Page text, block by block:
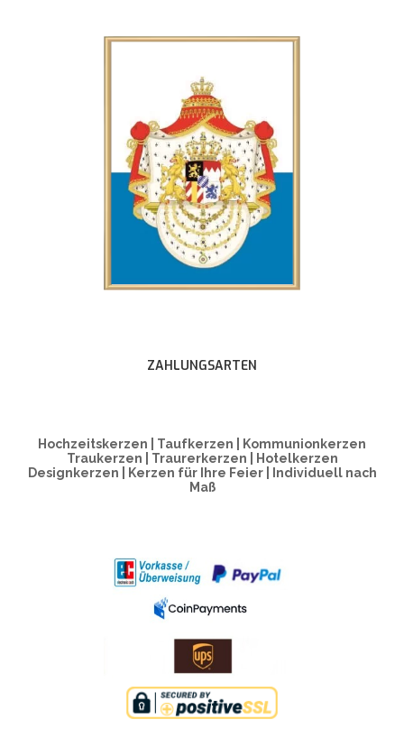
ZAHLUNGSARTEN
Hochzeitskerzen | Taufkerzen | Kommunionkerzen
Traukerzen | Traurerkerzen | Hotelkerzen
Designkerzen | Kerzen für Ihre Feier | Individuell nach
Maß